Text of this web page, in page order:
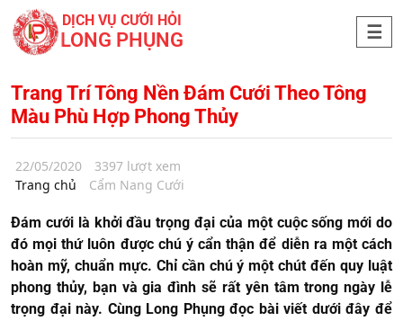
DỊCH VỤ CƯỚI HỎI
LONG PHỤNG
Trang Trí Tông Nền Đám Cưới Theo Tông
Màu Phù Hợp Phong Thủy
22/05/2020
3397 lượt xem
Trang chủ
Cẩm Nang Cưới
Đám cưới là khởi đầu trọng đại của một cuộc sống mới do
đó mọi thứ luôn được chú ý cẩn thận để diễn ra một cách
hoàn mỹ, chuẩn mực. Chỉ cần chú ý một chút đến quy luật
phong thủy, bạn và gia đình sẽ rất yên tâm trong ngày lễ
trọng đại này. Cùng Long Phụng đọc bài viết dưới đây để